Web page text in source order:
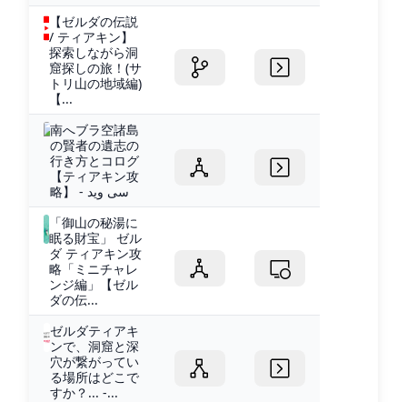
【ゼルダの伝説
/ ティアキン】
探索しながら洞
窟探しの旅！(サ
トリ山の地域編)
【...
南へブラ空諸島
の賢者の遺志の
行き方とコログ
【ティアキン攻
略】 - سی وید
「御山の秘湯に
眠る財宝」 ゼル
ダ ティアキン攻
略「ミニチャレ
ンジ編」【ゼル
ダの伝...
ゼルダティアキ
ンで、洞窟と深
穴が繋がってい
る場所はどこで
すか？... -...